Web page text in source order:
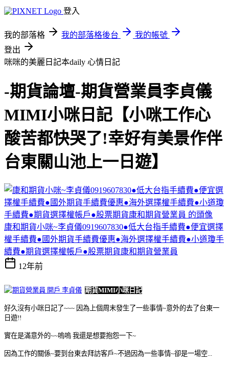
登入
我的部落格 我的部落格後台
我的帳號
登出
咪咪的美麗日記本daily 心情日記
-期貨論壇-期貨營業員李貞儀
MIMI小咪日記【小咪工作心
酸苦都快哭了!幸好有美景作伴
台東關山池上一日遊】
康和期貨小咪~李貞儀0919607830●低大台指手續費●便宜選擇
權手續費●國外期貨手續費優惠●海外選擇權手續費●小道瓊手
續費●期貨選擇權帳戶●股票期貨康和期貨營業員
12年前
期貨MIMI小咪日記
好久沒有小咪日記了~~~ 因為上個周末發生了一些事情~意外的去了台東一
日遊!!
實在是滿意外的~~嗚嗚 我還是想要抱怨一下~
因為工作的關係~要到台東去拜訪客戶~不過因為一些事情~卻是一場空...